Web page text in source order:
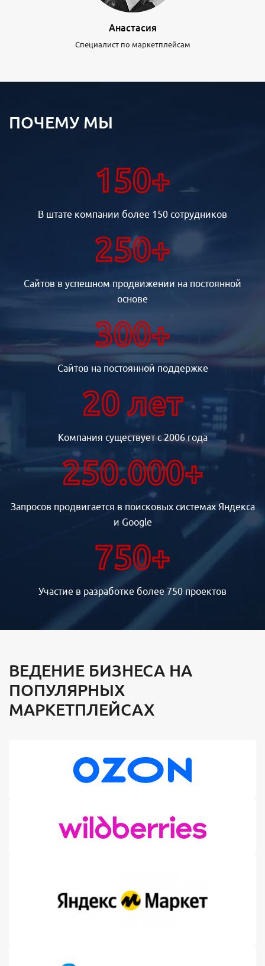
Анастасия
Специалист по маркетплейсам
ПОЧЕМУ МЫ
150+
В штате компании более 150 сотрудников
250+
Сайтов в успешном продвижении на постоянной
основе
300+
Сайтов на постоянной поддержке
20 лет
Компания существует с 2006 года
250.000+
Запросов продвигается в поисковых системах Яндекса
и Google
750+
Участие в разработке более 750 проектов
ВЕДЕНИЕ БИЗНЕСА НА
ПОПУЛЯРНЫХ
МАРКЕТПЛЕЙСАХ